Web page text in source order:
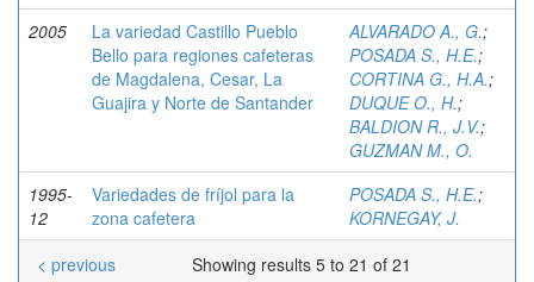
2005
La variedad Castillo Pueblo
Bello para regiones cafeteras
de Magdalena, Cesar, La
Guajira y Norte de Santander
ALVARADO A., G.;
POSADA S., H.E.;
CORTINA G., H.A.;
DUQUE O., H.;
BALDION R., J.V.;
GUZMAN M., O.
1995-
12
Variedades de fríjol para la
zona cafetera
POSADA S., H.E.;
KORNEGAY, J.
Showing results 5 to 21 of 21
< previous